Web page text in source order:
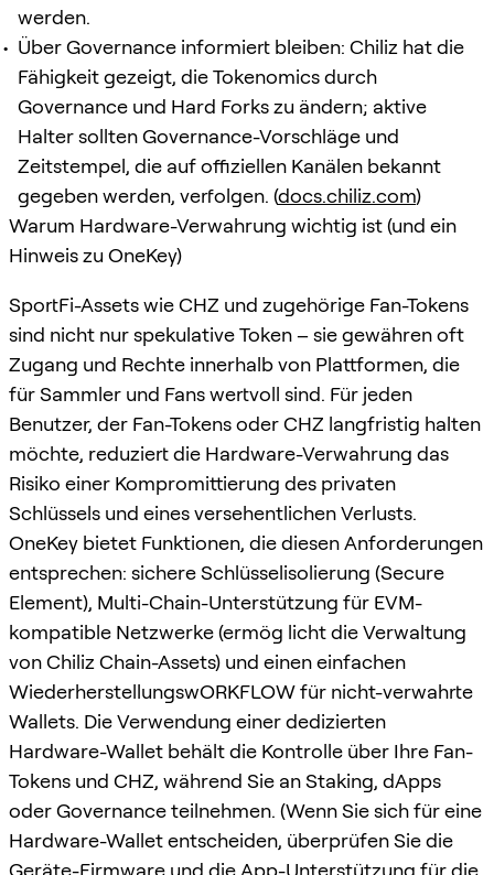
werden.
Über Governance informiert bleiben: Chiliz hat die
Fähigkeit gezeigt, die Tokenomics durch
Governance und Hard Forks zu ändern; aktive
Halter sollten Governance-Vorschläge und
Zeitstempel, die auf offiziellen Kanälen bekannt
gegeben werden, verfolgen. (docs.chiliz.com)
Warum Hardware-Verwahrung wichtig ist (und ein
Hinweis zu OneKey)
SportFi-Assets wie CHZ und zugehörige Fan-Tokens
sind nicht nur spekulative Token – sie gewähren oft
Zugang und Rechte innerhalb von Plattformen, die
für Sammler und Fans wertvoll sind. Für jeden
Benutzer, der Fan-Tokens oder CHZ langfristig halten
möchte, reduziert die Hardware-Verwahrung das
Risiko einer Kompromittierung des privaten
Schlüssels und eines versehentlichen Verlusts.
OneKey bietet Funktionen, die diesen Anforderungen
entsprechen: sichere Schlüsselisolierung (Secure
Element), Multi-Chain-Unterstützung für EVM-
kompatible Netzwerke (ermög licht die Verwaltung
von Chiliz Chain-Assets) und einen einfachen
WiederherstellungswORKFLOW für nicht-verwahrte
Wallets. Die Verwendung einer dedizierten
Hardware-Wallet behält die Kontrolle über Ihre Fan-
Tokens und CHZ, während Sie an Staking, dApps
oder Governance teilnehmen. (Wenn Sie sich für eine
Hardware-Wallet entscheiden, überprüfen Sie die
Geräte-Firmware und die App-Unterstützung für die